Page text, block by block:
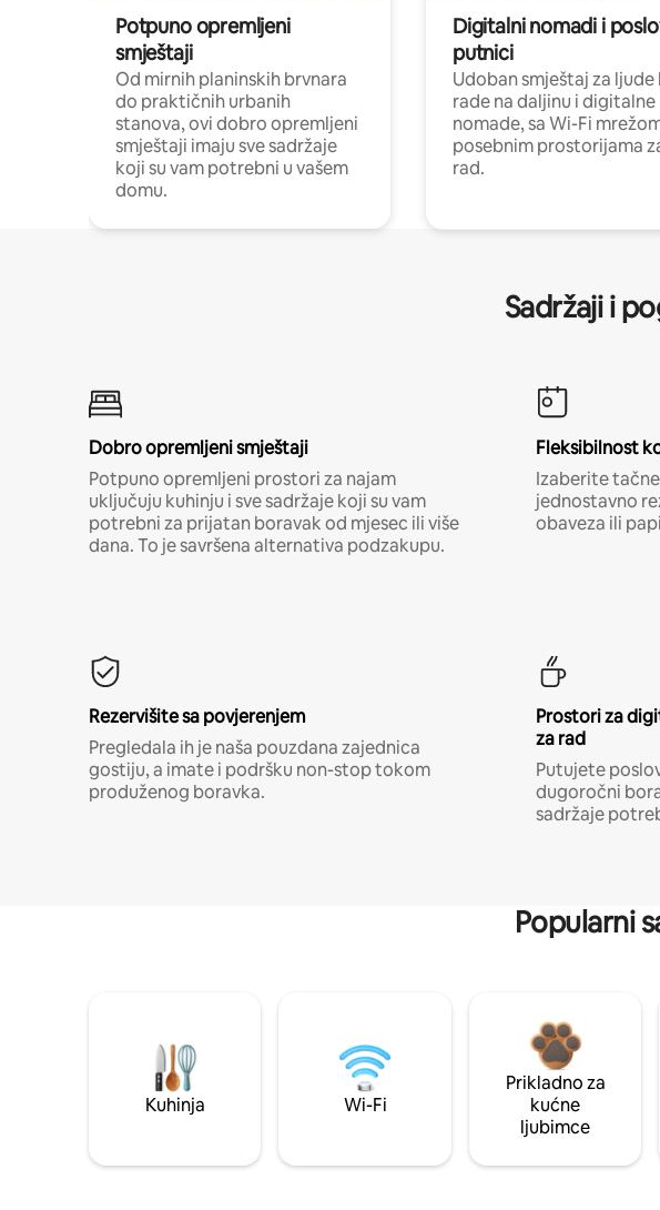
Potpuno opremljeni
smještaji
Od mirnih planinskih brvnara
do praktičnih urbanih
stanova, ovi dobro opremljeni
smještaji imaju sve sadržaje
koji su vam potrebni u vašem
domu.
Digitalni nomadi i
putnici
Udoban smještaj za ljude
rade na daljinu i digitalne
nomade, sa Wi-Fi
posebnim prostorijama
rad.
Sadržaji i
Dobro opremljeni smještaji
Potpuno opremljeni prostori za najam
uključuju kuhinju i sve sadržaje koji su vam
potrebni za prijatan boravak od mjesec ili više
dana. To je savršena alternativa podzakupu.
Fleksibilnost
Izaberite
jednostavno
obaveza ili
Rezervišite sa povjerenjem
Pregledala ih je naša pouzdana zajednica
gostiju, a imate i podršku non-stop tokom
produženog boravka.
Prostori za
za rad
Putujete
dugoročni
sadržaje
Popularni
Kuhinja Wi-Fi
Prikladno za
kućne
ljubimce